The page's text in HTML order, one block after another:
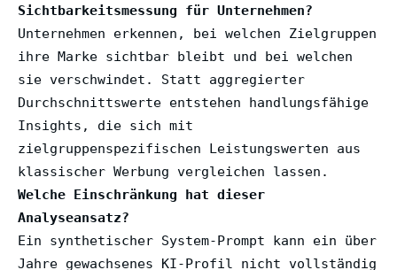
Sichtbarkeitsmessung für Unternehmen?
Unternehmen erkennen, bei welchen Zielgruppen
ihre Marke sichtbar bleibt und bei welchen
sie verschwindet. Statt aggregierter
Durchschnittswerte entstehen handlungsfähige
Insights, die sich mit
zielgruppenspezifischen Leistungswerten aus
klassischer Werbung vergleichen lassen.
Welche Einschränkung hat dieser
Analyseansatz?
Ein synthetischer System-Prompt kann ein über
Jahre gewachsenes KI-Profil nicht vollständig